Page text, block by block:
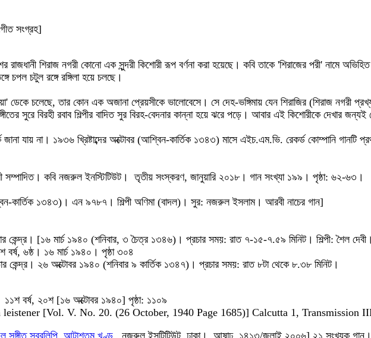
সংগ্রহ]
রাজধানী শিরাজ নগরী কোনো এক সুন্দরী কিশোরী রূপ বর্ণনা করা হয়েছে। কবি তাকে 'শিরাজের পরী' নামে
চপল চটুল রঙ্গে রঙ্গিলা হয়ে চলছে।
ডেকে চলেছে, তার কোন এক অজানা প্রেয়সীকে ভালোবেসে। সে দেহ-ভঙ্গিমায় যেন শিরাজির (শিরাজ নগরী
সুরে বিরহী রবাব শিল্পীর বাদিত সুর বিরহ-বেদনার কান্না হয়ে ঝরে পড়ে। আবার এই কিশোরীকে দেখার
জানা যায় না। ১৯৩৬ খ্রিষ্টাব্দের অক্টোবর (আশ্বিন-কার্তিক ১৩৪৩) মাসে এইচ.এম.ভি. রেকর্ড কোম্পানি
সম্পাদিত। কবি নজরুল ইনস্টিটিউট। তৃতীয় সংস্করণ, জানুয়ারি ২০১৮। গান সংখ্যা ১৯৯। পৃষ্ঠা: ৬২-৬৩।
১৩৪৩)। এন ৯৭৮৭। শিল্পী অণিমা (বাদল)। সুর: নজরুল ইসলাম। আরবী নাচের গান]
কেন্দ্র। [১৬ মার্চ ১৯৪০ (শনিবার, ৩ চৈত্র ১৩৪৬)। প্রচার সময়: রাত ৭-১৫-৭.৫৯ মিনিট। শিল্পী: শৈল দেবী।
৬ষ্ঠ। ১৬ মার্চ ১৯৪০। পৃষ্ঠা ৩০৪
কেন্দ্র। ২৬ অক্টোবর ১৯৪০ (শনিবার ৯ কার্তিক ১৩৪৭)। প্রচার সময়: রাত ৮টা থেকে ৮.৩৮ মিনিট।
১১শ বর্ষ, ২০শ [১৬ অক্টোবর ১৯৪০] পৃষ্ঠা: ১১০৯
leistener [Vol. V. No. 20. (26 October, 1940 Page 1685)] Calcutta 1, Transmission
সঙ্গীত স্বরলিপি, আটাশতম খণ্ড , নজরুল ইন্সটিটিউট, ঢাকা। আষাঢ়, ১৪১৩/জুলাই ২০০৬] ২১ সংখ্যক গান।